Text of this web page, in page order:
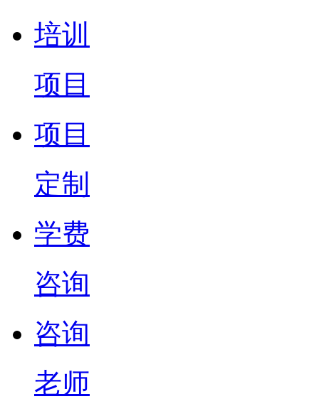
培训
项目
项目
定制
学费
咨询
咨询
老师